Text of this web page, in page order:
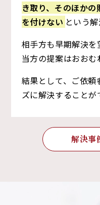
き取り、そのほか
を付けない という
相手方も早期解決を
当方の提案はおおむ
結果として、ご依
ズに解決することが
解決事